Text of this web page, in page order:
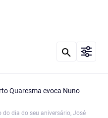
Quaresma evoca Nuno
do dia do seu aniversário, José